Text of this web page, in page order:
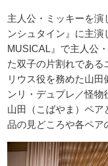
主人公・ミッキーを演
ンシュタイン』に主
MUSICAL』で主人公
た双子の片割れである
リウス役を務めた山
ンリ・デュプレ／怪物
山田（こばやま）ペ
品の見どころや各ペア